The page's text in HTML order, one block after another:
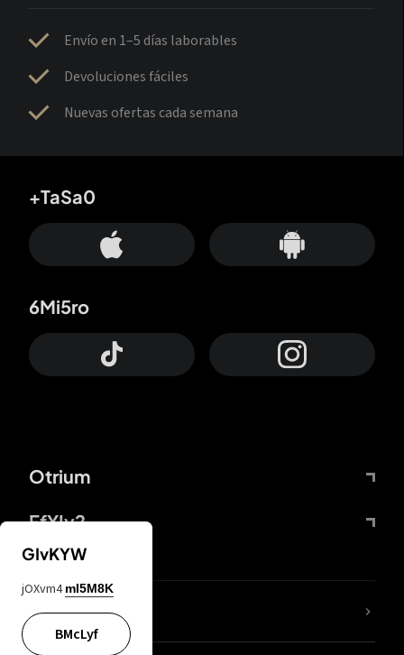
Envío en 1–5 días laborables
Devoluciones fáciles
Nuevas ofertas cada semana
Otrium
FfYIy2
+TaSa0
6Mi5ro
65A04M
GIvKYW
jOXvm4 mI5M8K
BMcLyf